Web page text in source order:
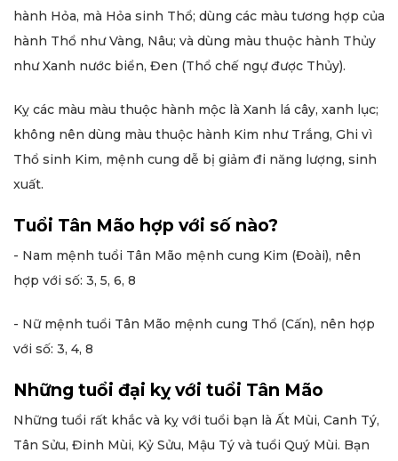
hành Hỏa, mà Hỏa sinh Thổ; dùng các màu tương hợp của
hành Thổ như Vàng, Nâu; và dùng màu thuộc hành Thủy
như Xanh nước biển, Đen (Thổ chế ngự được Thủy).
Kỵ các màu màu thuộc hành mộc là Xanh lá cây, xanh lục;
không nên dùng màu thuộc hành Kim như Trắng, Ghi vì
Thổ sinh Kim, mệnh cung dễ bị giảm đi năng lượng, sinh
xuất.
Tuổi Tân Mão hợp với số nào?
- Nam mệnh tuổi Tân Mão mệnh cung Kim (Đoài), nên
hợp với số: 3, 5, 6, 8
- Nữ mệnh tuổi Tân Mão mệnh cung Thổ (Cấn), nên hợp
với số: 3, 4, 8
Những tuổi đại kỵ với tuổi Tân Mão
Những tuổi rất khắc và kỵ với tuổi bạn là Ất Mùi, Canh Tý,
Tân Sửu, Đinh Mùi, Kỷ Sửu, Mậu Tý và tuổi Quý Mùi. Bạn